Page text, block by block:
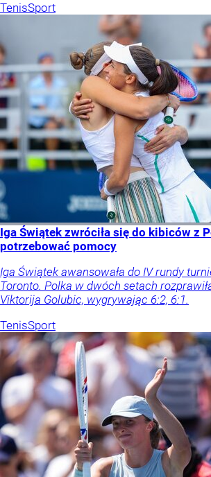
TenisSport
Iga Świątek zwróciła się do kibiców z
potrzebować pomocy
Iga Świątek awansowała do IV rundy
Toronto. Polka w dwóch setach
Viktorija Golubic, wygrywając 6:2, 6:1.
TenisSport